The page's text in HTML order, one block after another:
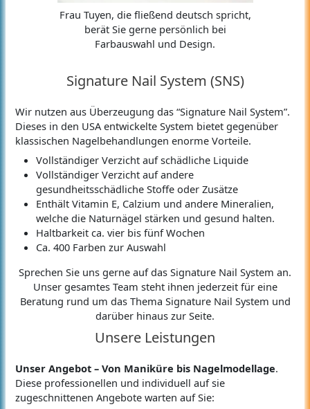
Frau Tuyen, die fließend deutsch spricht,
berät Sie gerne persönlich bei
Farbauswahl und Design.
Signature Nail System (SNS)
Wir nutzen aus Überzeugung das “Signature Nail System”.
Dieses in den USA entwickelte System bietet gegenüber
klassischen Nagelbehandlungen enorme Vorteile.
Vollständiger Verzicht auf schädliche Liquide
Vollständiger Verzicht auf andere
gesundheitsschädliche Stoffe oder Zusätze
Enthält Vitamin E, Calzium und andere Mineralien,
welche die Naturnägel stärken und gesund halten.
Haltbarkeit ca. vier bis fünf Wochen
Ca. 400 Farben zur Auswahl
Sprechen Sie uns gerne auf das Signature Nail System an.
Unser gesamtes Team steht ihnen jederzeit für eine
Beratung rund um das Thema Signature Nail System und
darüber hinaus zur Seite.
Unsere Leistungen
Unser Angebot – Von Maniküre bis Nagelmodellage.
Diese professionellen und individuell auf sie
zugeschnittenen Angebote warten auf Sie: